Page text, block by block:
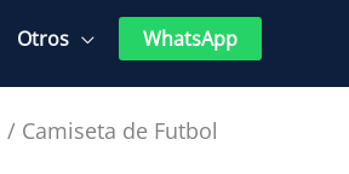
Otros WhatsApp
/ Camiseta de Futbol